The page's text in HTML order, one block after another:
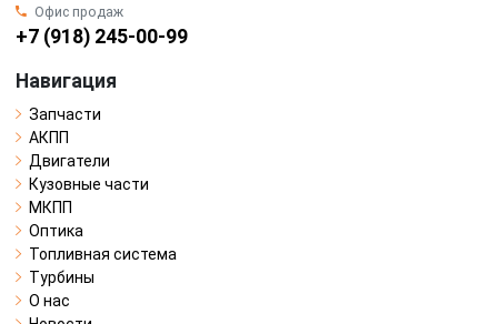
Офис продаж
+7 (918) 245-00-99
Навигация
Запчасти
АКПП
Двигатели
Кузовные части
МКПП
Оптика
Топливная система
Турбины
О нас